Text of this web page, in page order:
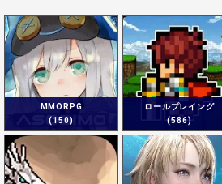
MMORPG
(150)
ロールプレイング
(586)